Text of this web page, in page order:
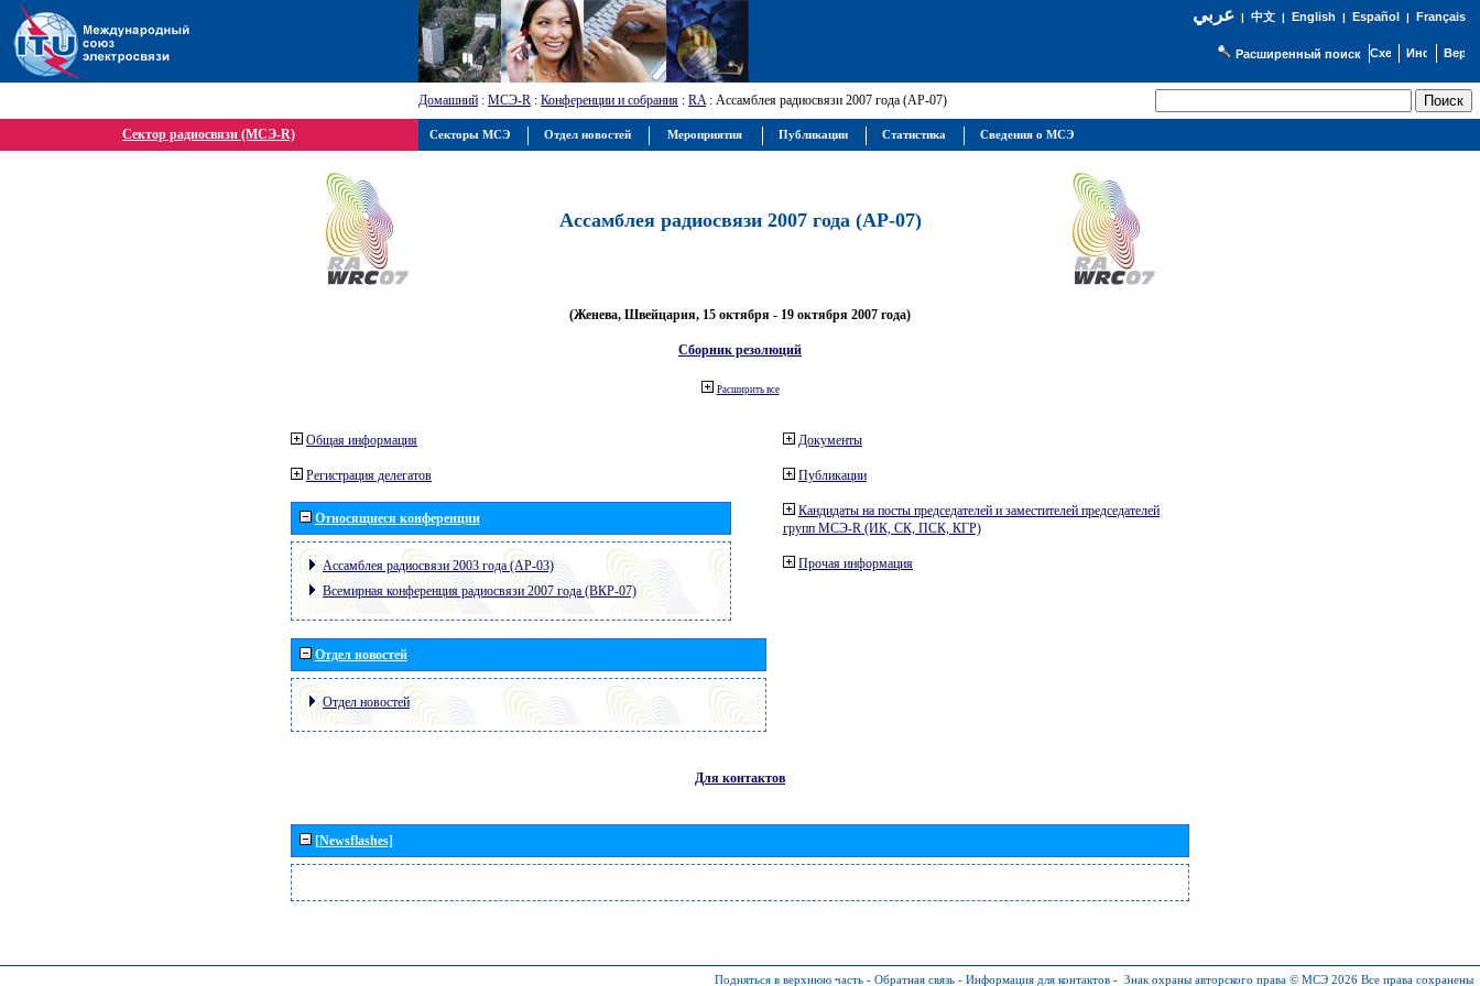
عربي| 中文| English | Español | Français
Расширенный поиск
Домашний : МСЭ-R : Конференции и собрания : RA: Ассамблея радиосвязи 2007 года (АР-07)
Сектор радиосвязи (МСЭ-R)
Ассамблея радиосвязи 2007 года (АР-07)
(Женева, Швейцария, 15 октября - 19 октября 2007 года)
Сборник резолюций
Расширить все
Общая информация
Регистрация делегатов
Относящиеся конференции
Ассамблея радиосвязи 2003 года (АР-03)
Всемирная конференция радиосвязи 2007 года (ВКР-07)
Отдел новостей
Отдел новостей
Документы
Публикации
Кандидаты на посты председателей и заместителей председателей
групп МСЭ-R (ИК, СК, ПСК, КГР)
Прочая информация
Для контактов
[Newsflashes]
Подняться в верхнюю часть - Обратная связь - Информация для контактов - Знак охраны авторского права © МСЭ 2026 Все права сохранены
Секторы МСЭ Отдел новостей Мероприятия Публикации Статистика Сведения о МСЭ